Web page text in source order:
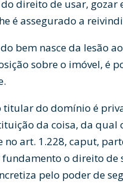
direito de usar, gozar
é assegurado a
bem nasce da lesão
sobre o imóvel, é
titular do domínio é
da coisa, da qual
art. 1.228, caput,
o direito de
pelo poder de